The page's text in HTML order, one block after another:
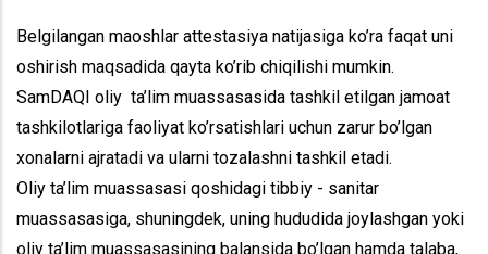
Belgilangan maoshlar attestasiya natijasiga ko’ra faqat uni
oshirish maqsadida qayta ko’rib chiqilishi mumkin.
SamDAQI oliy ta’lim muassasasida tashkil etilgan jamoat
tashkilotlariga faoliyat ko’rsatishlari uchun zarur bo’lgan
xonalarni ajratadi va ularni tozalashni tashkil etadi.
Oliy ta’lim muassasasi qoshidagi tibbiy - sanitar
muassasasiga, shuningdek, uning hududida joylashgan yoki
oliy ta’lim muassasasining balansida bo’lgan hamda talaba,